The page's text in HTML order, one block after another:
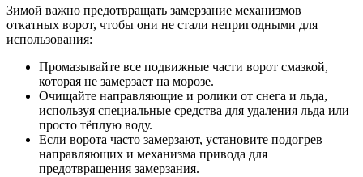
Зимой важно предотвращать замерзание механизмов
откатных ворот, чтобы они не стали непригодными для
использования:
Промазывайте все подвижные части ворот смазкой,
которая не замерзает на морозе.
Очищайте направляющие и ролики от снега и льда,
используя специальные средства для удаления льда или
просто тёплую воду.
Если ворота часто замерзают, установите подогрев
направляющих и механизма привода для
предотвращения замерзания.